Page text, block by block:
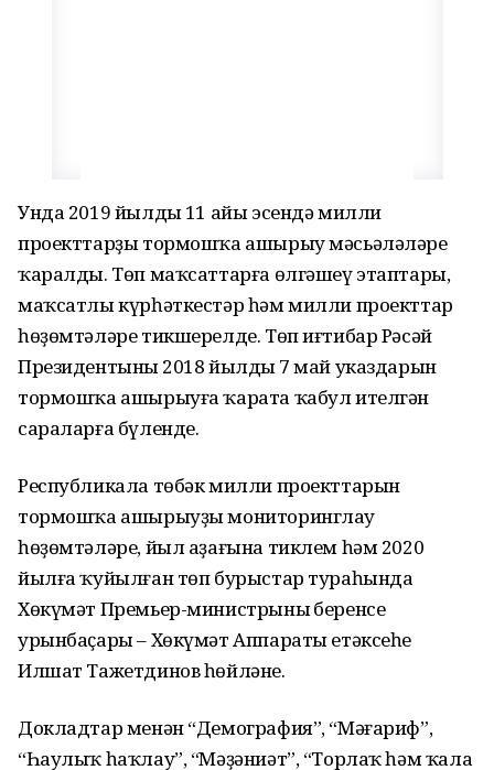
Унда 2019 йылдың 11 айы эсендә милли
проекттарҙы тормошҡа ашырыу мәсьәләләре
ҡаралды. Төп маҡсаттарға өлгәшеү этаптары,
маҡсатлы күрһәткестәр һәм милли проекттар
һөҙөмтәләре тикшерелде. Төп иғтибар Рәсәй
Президентының 2018 йылдың 7 май указдарын
тормошҡа ашырыуға ҡарата ҡабул ителгән
сараларға бүленде.
Республикала төбәк милли проекттарын
тормошҡа ашырыуҙы мониторинглау
һөҙөмтәләре, йыл аҙағына тиклем һәм 2020
йылға ҡуйылған төп бурыстар тураһында
Хөкүмәт Премьер-министрының беренсе
урынбаҫары – Хөкүмәт Аппараты етәксеһе
Илшат Тажетдинов һөйләне.
Докладтар менән “Демография”, “Мәғариф”,
“Һаулыҡ һаҡлау”, “Мәҙәниәт”, “Торлаҡ һәм ҡала